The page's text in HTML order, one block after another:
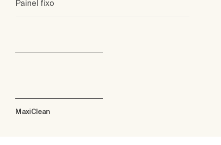
Painel fixo
MaxiClean